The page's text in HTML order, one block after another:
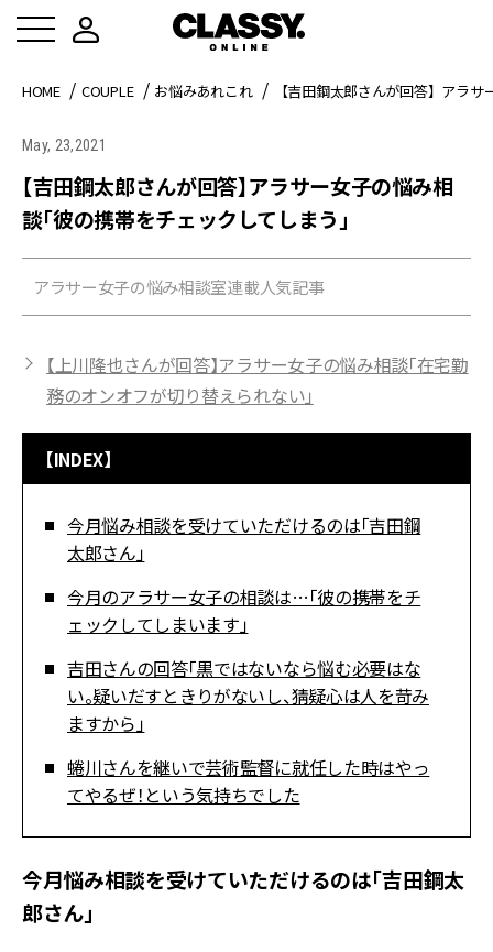
HOME COUPLE お悩みあれこれ 【吉田鋼太郎さんが回答】アラ
May, 23,2021
【吉田鋼太郎さんが回答】アラサー女子の悩み相
談「彼の携帯をチェックしてしまう」
アラサー女子の悩み相談室連載人気記事
【上川隆也さんが回答】アラサー女子の悩み相談「在宅勤
務のオンオフが切り替えられない」
【INDEX】
今月悩み相談を受けていただけるのは「吉田鋼
太郎さん」
今月のアラサー女子の相談は…「彼の携帯をチ
ェックしてしまいます」
吉田さんの回答「黒ではないなら悩む必要はな
い。疑いだすときりがないし、猜疑心は人を苛み
ますから」
蜷川さんを継いで芸術監督に就任した時はやっ
てやるぜ！という気持ちでした
今月悩み相談を受けていただけるのは「吉田鋼太
郎さん」